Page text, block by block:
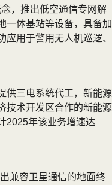
，推出低空通信专网解
一体基站等设备，具备加
用于警用无人机巡逻、
供三电系统代工，新能源
技术开发区合作的新能源
2025年该业务增速达
兼容卫星通信的地面终